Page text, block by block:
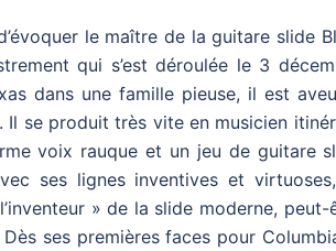
le maître de la guitare slide
qui s’est déroulée le 3
dans une famille pieuse, il est
se produit très vite en musicien
voix rauque et un jeu de guitare
ses lignes inventives et
» de la slide moderne, peut-
ses premières faces pour